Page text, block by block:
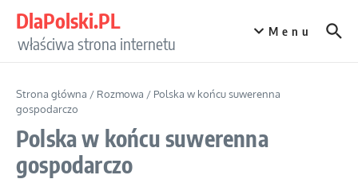
DlaPolski.PL
właściwa strona internetu
Menu
Strona główna / Rozmowa / Polska w końcu suwerenna
gospodarczo
Polska w końcu suwerenna
gospodarczo